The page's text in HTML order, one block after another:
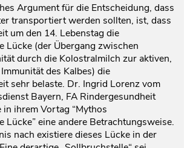
Argument für die Entscheidung, dass
transportiert werden sollten, ist, dass
um den 14. Lebenstag die
Lücke (der Übergang zwischen
durch die Kolostralmilch zur aktiven,
des Kalbes) die
sehr belaste. Dr. Ingrid Lorenz vom
Bayern, FA Rindergesundheit
in ihrem Vortag “Mythos
Lücke” eine andere Betrachtungsweise.
nach existiere dieses Lücke in der